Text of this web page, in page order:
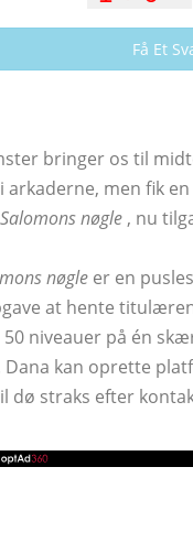
Få Et
bringer os til
men fik
Salomons nøgle , nu
nøgle er en
at hente
niveauer på én
kan oprette
dø straks efter